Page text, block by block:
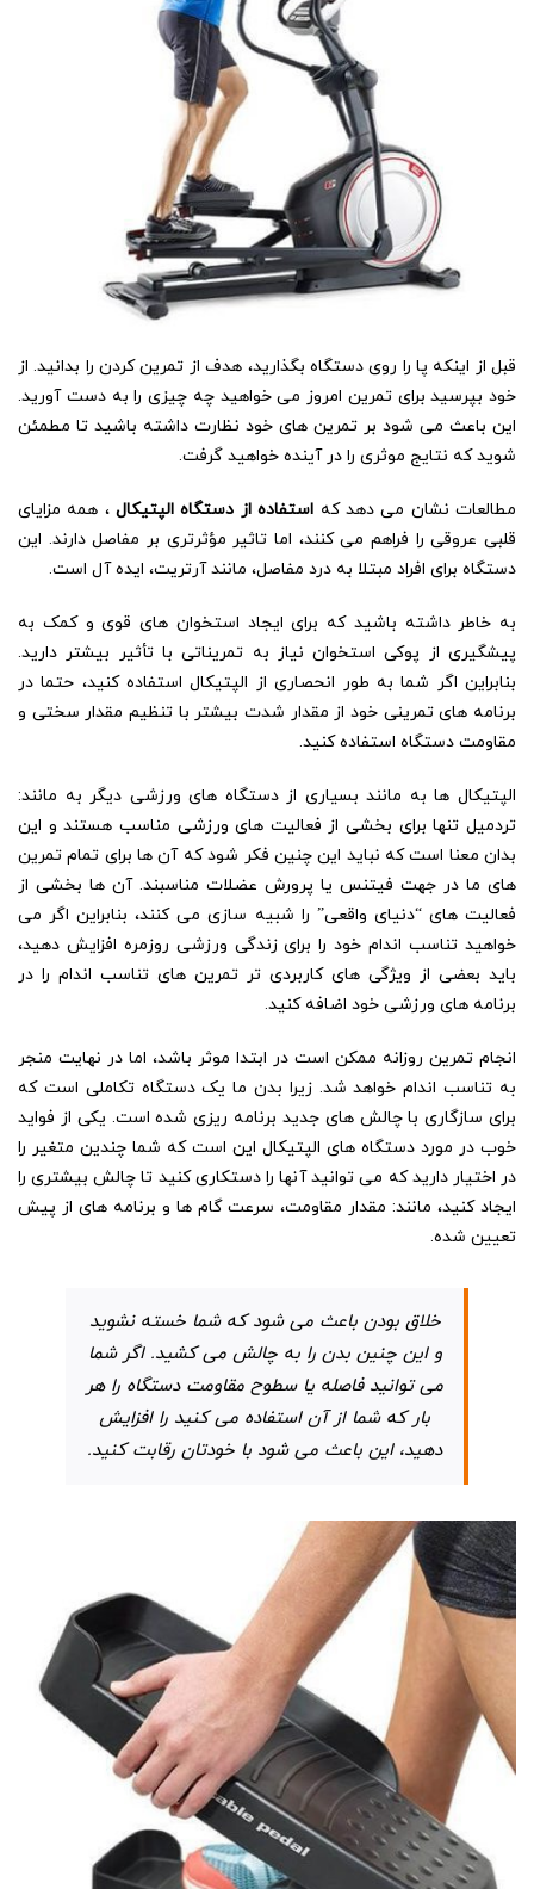
قبل از اینکه پا را روی دستگاه بگذارید، هدف از تمرین کردن را بدانید. از
خود بپرسید برای تمرین امروز می خواهید چه چیزی را به دست آورید.
این باعث می شود بر تمرین های خود نظارت داشته باشید تا مطمئن
شوید که نتایج موثری را در آینده خواهید گرفت.
مطالعات نشان می دهد که استفاده از دستگاه الپتیکال، همه مزایای
قلبی عروقی را فراهم می کنند، اما تاثیر مؤثرتری بر مفاصل دارند. این
دستگاه برای افراد مبتلا به درد مفاصل، مانند آرتریت، ایده آل است.
به خاطر داشته باشید که برای ایجاد استخوان های قوی و کمک به
پیشگیری از پوکی استخوان نیاز به تمریناتی با تأثیر بیشتر دارید.
بنابراین اگر شما به طور انحصاری از الپتیکال استفاده کنید، حتما در
برنامه های تمرینی خود از مقدار شدت بیشتر با تنظیم مقدار سختی و
مقاومت دستگاه استفاده کنید.
الپتیکال ها به مانند بسیاری از دستگاه های ورزشی دیگر به مانند:
تردمیل تنها برای بخشی از فعالیت های ورزشی مناسب هستند و این
بدان معنا است که نباید این چنین فکر شود که آن ها برای تمام تمرین
های ما در جهت فیتنس یا پرورش عضلات مناسبند. آن ها بخشی از
فعالیت های “دنیای واقعی” را شبیه سازی می کنند، بنابراین اگر می
خواهید تناسب اندام خود را برای زندگی ورزشی روزمره افزایش دهید،
باید بعضی از ویژگی های کاربردی تر تمرین های تناسب اندام را در
برنامه های ورزشی خود اضافه کنید.
انجام تمرین روزانه ممکن است در ابتدا موثر باشد، اما در نهایت منجر
به تناسب اندام خواهد شد. زیرا بدن ما یک دستگاه تکاملی است که
برای سازگاری با چالش های جدید برنامه ریزی شده است. یکی از فواید
خوب در مورد دستگاه های الپتیکال این است که شما چندین متغیر را
در اختیار دارید که می توانید آنها را دستکاری کنید تا چالش بیشتری را
ایجاد کنید، مانند: مقدار مقاومت، سرعت گام ها و برنامه های از پیش
تعیین شده.
خلاق بودن باعث می شود که شما خسته نشوید
و این چنین بدن را به چالش می کشید. اگر شما
می توانید فاصله یا سطوح مقاومت دستگاه را هر
بار که شما از آن استفاده می کنید را افزایش
دهید، این باعث می شود با خودتان رقابت کنید.